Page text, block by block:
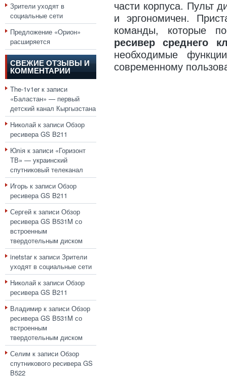
Зрители уходят в
социальные сети
Предложение «Орион»
расширяется
СВЕЖИЕ ОТЗЫВЫ И
КОММЕНТАРИИ
The-1v1erк записи
«Баластан» — первый
детский канал Кыргызстана
Николай к записи Обзор
ресивера GS B211
Юлія к записи «Горизонт
ТВ» — украинский
спутниковый телеканал
Игорь к записи Обзор
ресивера GS B211
Сергей к записи Обзор
ресивера GS B531M со
встроенным
твердотельным диском
inetstarк записи Зрители
уходят в социальные сети
Николай к записи Обзор
ресивера GS B211
Владимир к записи Обзор
ресивера GS B531M со
встроенным
твердотельным диском
Селим к записи Обзор
спутникового ресивера GS
B522
части корпуса. Пульт
и эргономичен.
команды, которые
ресивер среднего
необходимые
современному